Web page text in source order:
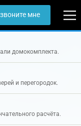
мне
домокомплекта.
и перегородок.
расчёта.